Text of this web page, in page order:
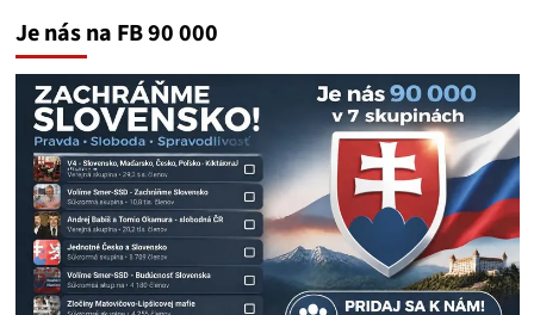
Je nás na FB 90 000